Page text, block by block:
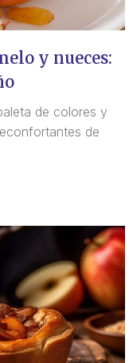
y nueces:
de colores y
de